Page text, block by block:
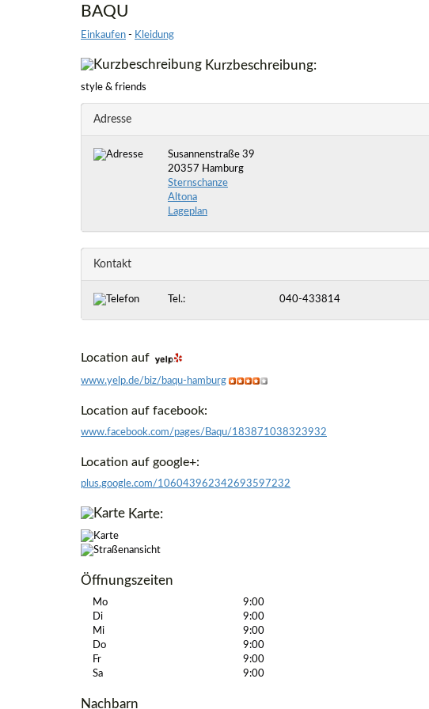
BAQU
Einkaufen - Kleidung
Kurzbeschreibung:
style & friends
Adresse
Susannenstraße 39
20357 Hamburg
Sternschanze
Altona
Lageplan
Kontakt
Tel.: 040-433814
Location auf
www.yelp.de/biz/baqu-hamburg
Location auf facebook:
www.facebook.com/pages/Baqu/183871038323932
Location auf google+:
plus.google.com/106043962342693597232
Karte:
Öffnungszeiten
Mo 9:00
Di
9:00
Mi
9:00
Do
9:00
Fr
9:00
Sa
9:00
Nachbarn